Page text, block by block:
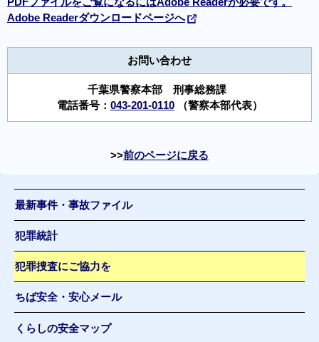
PDFファイルをご覧になるにはAdobe Readerが必要です。
Adobe Readerダウンロードページへ
お問い合わせ
千葉県警察本部 刑事総務課
電話番号： 043-201-0110（警察本部代表）
前のページに戻る
最新事件・事故ファイル
犯罪統計
犯罪捜査にご協力を
ちば安全・安心メール
くらしの安全マップ